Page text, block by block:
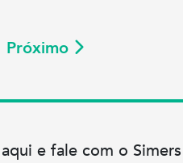
Próximo
e fale com o